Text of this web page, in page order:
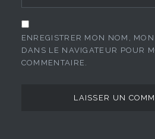
ENREGISTRER MON NOM,
DANS LE NAVIGATEUR POUR
COMMENTAIRE.